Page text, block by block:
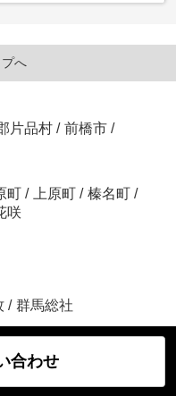
へ
片品村 / 前橋市 /
町 / 上原町 / 榛名町 /
咲
/ 群馬総社
合わせ